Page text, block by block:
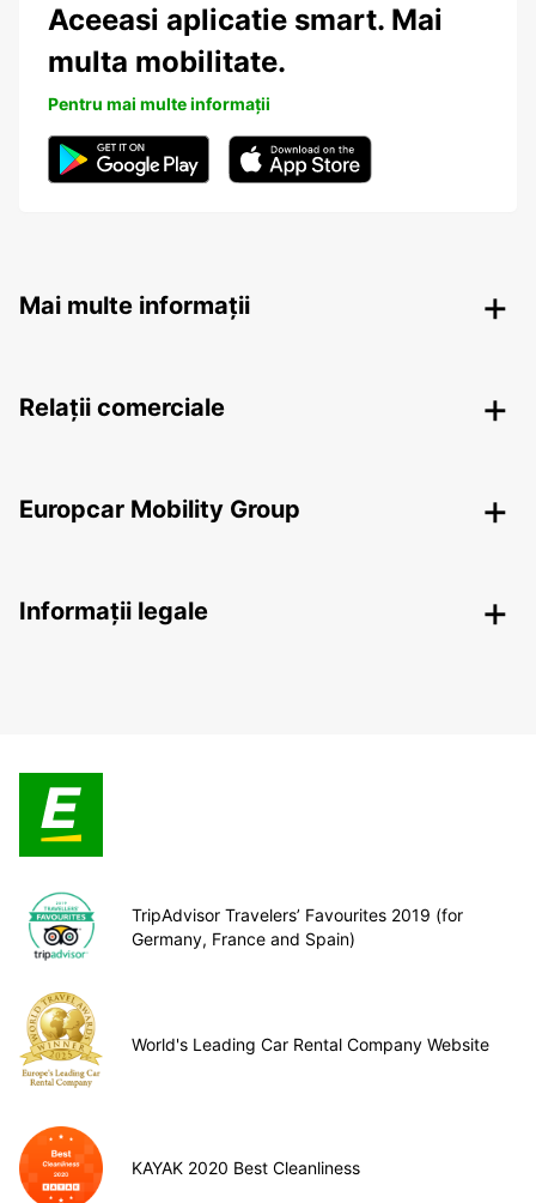
Aceeasi aplicatie smart. Mai
multa mobilitate.
Pentru mai multe informații
Mai multe informații
Relații comerciale
Europcar Mobility Group
Informații legale
TripAdvisor Travelers’ Favourites 2019 (for
Germany, France and Spain)
World's Leading Car Rental Company Website
KAYAK 2020 Best Cleanliness